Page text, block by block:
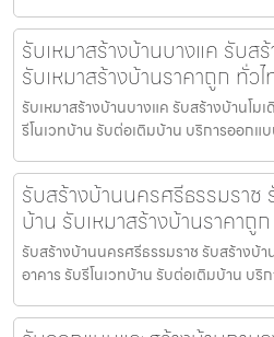
รับเหมาสร้างบ้านบางแค รับส
รับเหมาสร้างบ้านราคาถูก ทั่วไ
รับเหมาสร้างบ้านบางแค รับสร้างบ้านโม
รีโนเวทบ้าน รับต่อเติมบ้าน บริการออกแ
รับสร้างบ้านนครศรีธรรมราช
บ้าน รับเหมาสร้างบ้านราคาถู
รับสร้างบ้านนครศรีธรรมราช รับสร้างบ้า
อาคาร รับรีโนเวทบ้าน รับต่อเติมบ้าน บริ